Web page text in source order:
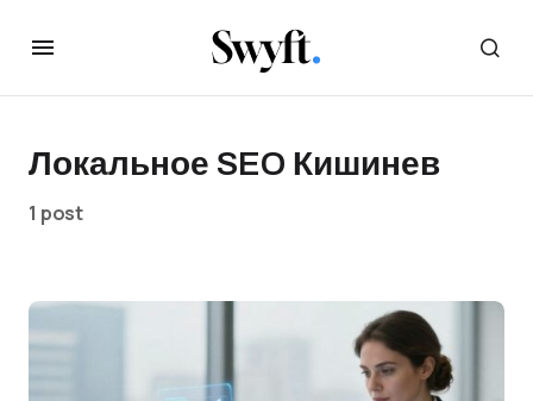
Локальное SEO Кишинев
1 post